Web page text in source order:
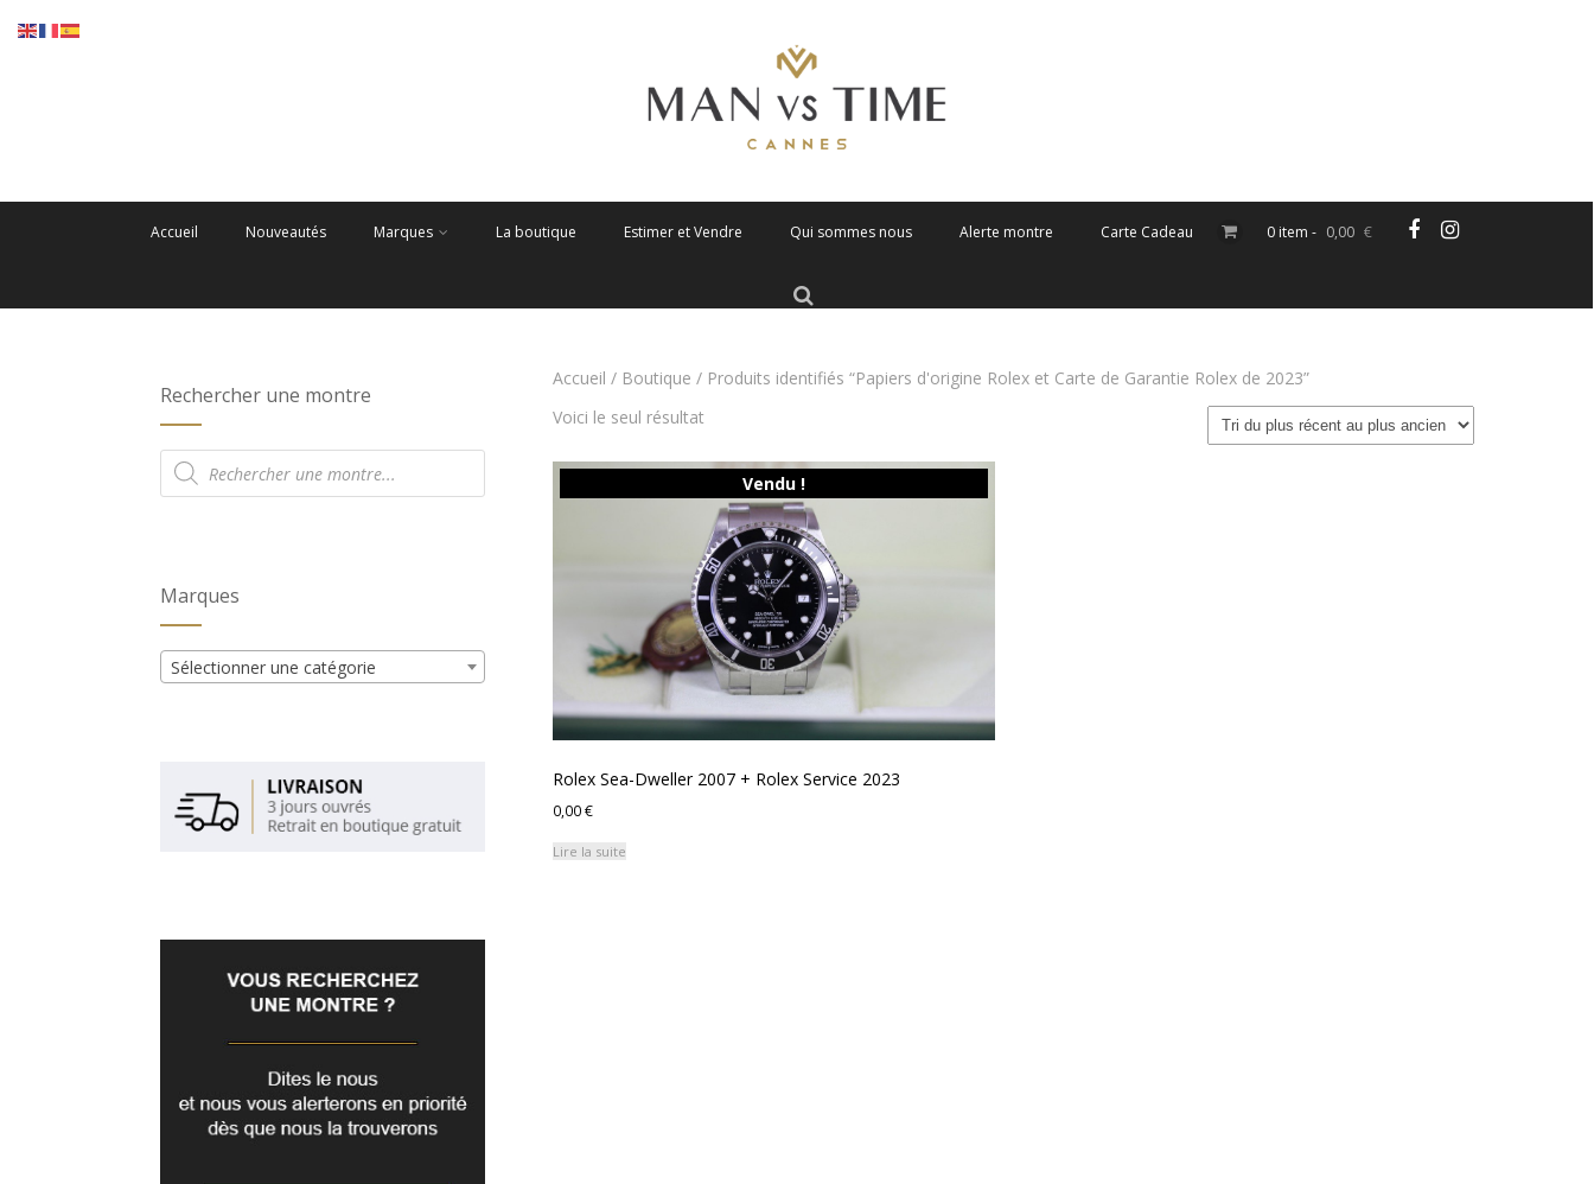
Accueil Nouveautés Marques La boutique Estimer et Vendre Qui sommes nous Alerte montre Carte Cadeau 0 item - 0,00 €
Accueil / Boutique / Produits identifiés “Papiers d'origine Rolex et Carte de Garantie Rolex de 2023”
Voici le seul résultat
Vendu !
Rolex Sea-Dweller 2007 + Rolex Service 2023
0,00€
Lire la suite
Rechercher une montre
Recherche
de
produits
Marques
Sélectionner une catégorie